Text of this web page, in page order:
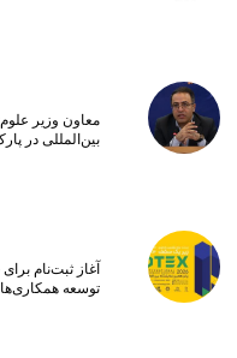
معاون وزیر
بین‌المللی در
توسعه